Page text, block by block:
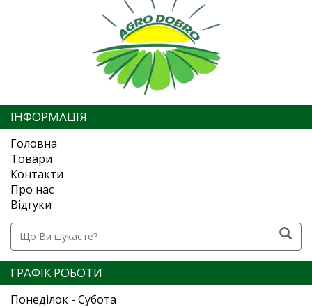
ІНФОРМАЦІЯ
Головна
Товари
Контакти
Про нас
Відгуки
ГРАФІК РОБОТИ
Понеділок - Субота